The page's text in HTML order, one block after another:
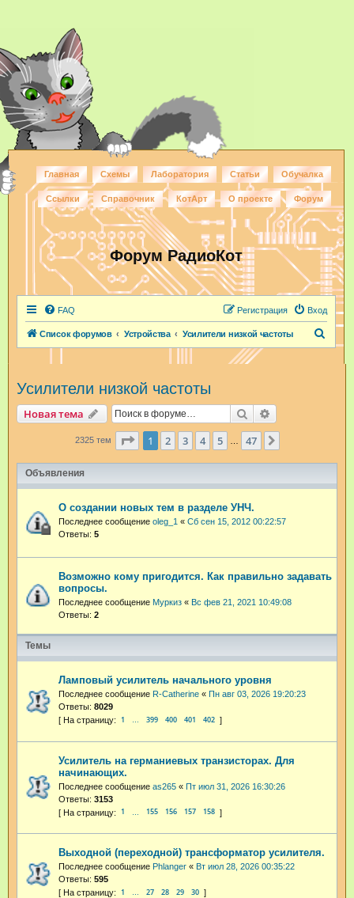
Главная Схемы Лаборатория Статьи Обучалка
Ссылки Справочник КотАрт О проекте Форум
Форум РадиоКот
FAQ Вход
Регистрация
Список форумов Устройства Усилители низкой частоты
Усилители низкой частоты
Новая тема Поиск
2325 тем Страница из 47
1 2 3 4 5 47
Объявления
О создании новых тем в разделе УНЧ.
Последнее сообщение oleg_1 « Сб сен 15, 2012 00:22:57
Ответы: 5
Возможно кому пригодится. Как правильно задавать
вопросы.
Последнее сообщение Муркиз « Вс фев 21, 2021 10:49:08
Ответы: 2
Темы
Ламповый усилитель начального уровня
Последнее сообщение R-Catherine « Пн авг 03, 2026 19:20:23
Ответы: 8029
1 … 399 400 401 402
Усилитель на германиевых транзисторах. Для
начинающих.
Последнее сообщение as265 « Пт июл 31, 2026 16:30:26
Ответы: 3153
1 155 156 157 158
Выходной (переходной) трансформатор усилителя.
Последнее сообщение Phlanger « Вт июл 28, 2026 00:35:22
Ответы: 595
1 … 27 28 29 30